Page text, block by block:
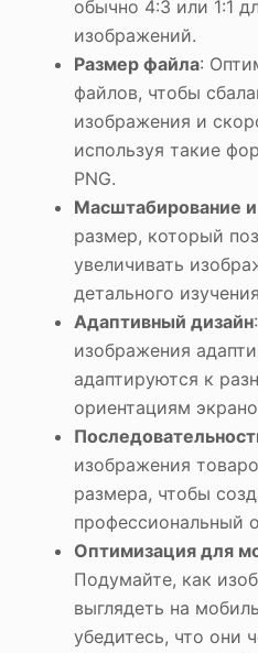
обычно 4:3 или 1:1
изображений.
Размер файла:
файлов, чтобы
изображения и
используя такие
PNG.
Масштабирование
размер, который
увеличивать
детального
Адаптивный дизайн
изображения
адаптируются к
ориентациям
изображения
размера, чтобы
профессиональный
Оптимизация для
Подумайте, как
выглядеть на
убедитесь, что они